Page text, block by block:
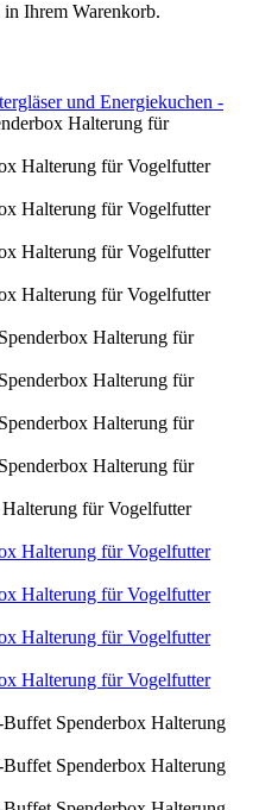
Ihrem Warenkorb.
und Energiekuchen -
Halterung für
für Vogelfutter